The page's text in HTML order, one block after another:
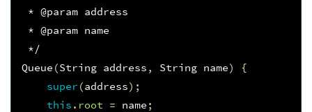
* @param address
* @param name
*/
Queue (String address , String name)
{
super (address);
this . root = name ;